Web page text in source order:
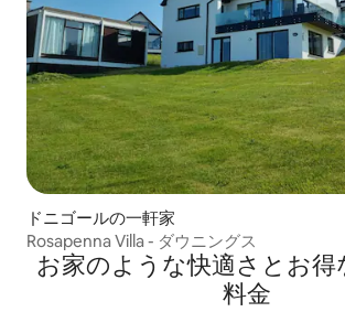
ドニゴールの一軒家
Rosapenna Villa - ダウニングス
お家のような快⁠適⁠さ⁠とお⁠得⁠
料⁠金